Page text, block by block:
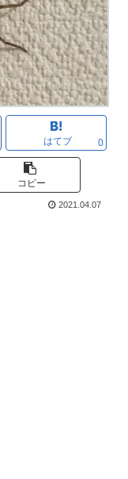
はてブ 0
コピー
2021.04.07